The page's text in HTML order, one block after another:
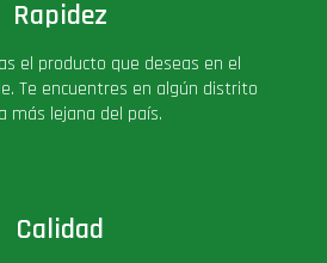
Rapidez
el producto que deseas en el
Te encuentres en algún distrito
más lejana del país.
Calidad